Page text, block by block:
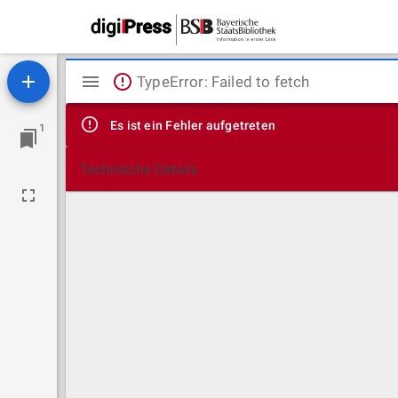
1
Mirador
Viewer
TypeError: Failed to fetch
Es ist ein Fehler aufgetreten
Technische Details